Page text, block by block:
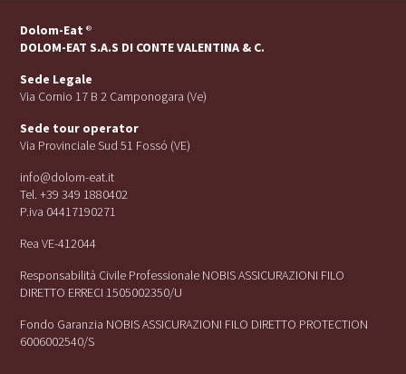
Dolom-Eat ®
DOLOM-EAT S.A.S DI CONTE VALENTINA & C.
Sede Legale
Via Cornio 17 B 2 Camponogara (Ve)
Sede tour operator
Via Provinciale Sud 51 Fossó (VE)
info@dolom-eat.it
Tel. +39 349 1880402
P.iva 04417190271
Rea VE-412044
Responsabilità Civile Professionale NOBIS ASSICURAZIONI FILO
DIRETTO ERRECI 1505002350/U
Fondo Garanzia NOBIS ASSICURAZIONI FILO DIRETTO PROTECTION
6006002540/S